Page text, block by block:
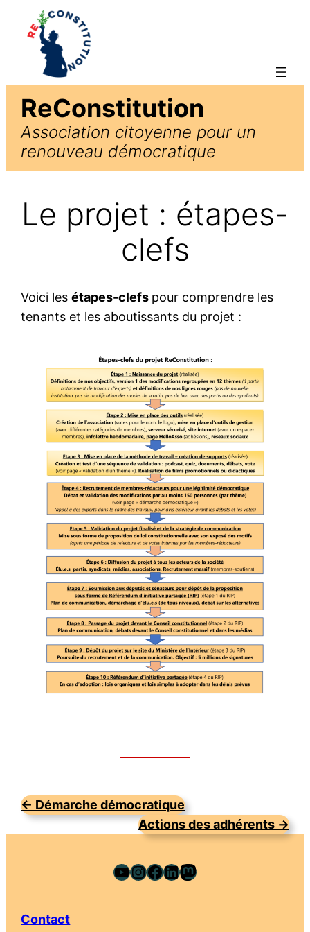
ReConstitution
Association citoyenne pour un
renouveau démocratique
Le projet : étapes-
clefs
Voici lesétapes-clefs pour comprendre les
tenants et les aboutissants du projet :
← Démarche démocratique
Actions des adhérents →
YouTube
Instagram
Facebook
LinkedIn
Mastodon
Contact